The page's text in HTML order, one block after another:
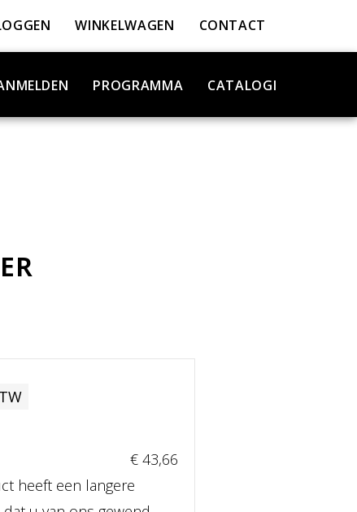
WINKELWAGEN CONTACT
PROGRAMMA CATALOGI
€ 43,66
heeft een langere